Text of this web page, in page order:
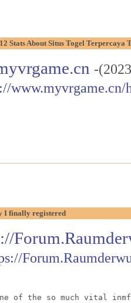
12 Stats About Situs Togel Terpercaya
-
www.myvrgame.cn/
I finally registered
of the so much vital